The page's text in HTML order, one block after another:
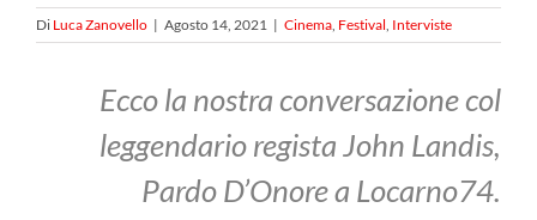
Di Luca Zanovello | Agosto 14, 2021 | Cinema, Festival, Interviste
Ecco la nostra conversazione col
leggendario regista John Landis,
Pardo D’Onore a Locarno74.